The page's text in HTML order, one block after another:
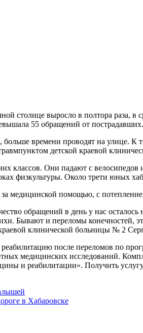
55 обращений от
времени проводят на улице. К
детской краевой
классов. Они падают с велосипедов
физкультуры. Около трети юных
медицинской помощью, с
обращений в день у нас
Бывают и переломы конечностей,
клинической больницы № 2
после переломов по
медицинских исследований.
и реабилитации». Получить
в Хабаровске